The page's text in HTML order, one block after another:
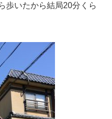
歩いたから結局20分くら